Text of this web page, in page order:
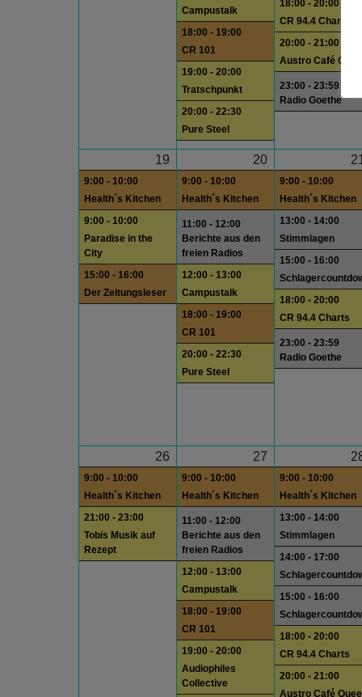
Campustalk
18:00 - 19:00
CR 101
19:00 - 20:00
Tratschpunkt
20:00 - 22:30
Pure Steel
18:00 - 20:00
CR 94.4 Charts
20:00 - 21:00
Austro Café Queer
23:00 - 23:59
Radio Goethe
19
9:00 - 10:00
Health´s Kitchen
9:00 - 10:00
Paradise in the
City
15:00 - 16:00
Der Zeitungsleser
20
9:00 - 10:00
Health´s Kitchen
11:00 - 12:00
Berichte aus den
freien Radios
12:00 - 13:00
Campustalk
18:00 - 19:00
CR 101
20:00 - 22:30
Pure Steel
9:00 - 10:00
Health´s Kitchen
13:00 - 14:00
Stimmlagen
15:00 - 16:00
18:00 - 20:00
CR 94.4 Charts
23:00 - 23:59
Radio Goethe
26
9:00 - 10:00
Health´s Kitchen
21:00 - 23:00
Tobis Musik auf
Rezept
27
9:00 - 10:00
Health´s Kitchen
11:00 - 12:00
Berichte aus den
freien Radios
12:00 - 13:00
Campustalk
18:00 - 19:00
CR 101
19:00 - 20:00
Audiophiles
Collective
9:00 - 10:00
Health´s Kitchen
13:00 - 14:00
Stimmlagen
14:00 - 17:00
15:00 - 16:00
18:00 - 20:00
CR 94.4 Charts
20:00 - 21:00
Austro Café